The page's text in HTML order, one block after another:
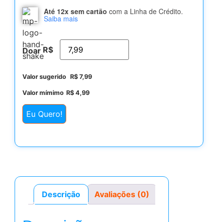
Até 12x sem cartão com a Linha de Crédito.
Saiba mais
Doar R$
Valor sugerido R$ 7,99
Valor mímimo R$ 4,99
Eu Quero!
Descrição Avaliações (0)